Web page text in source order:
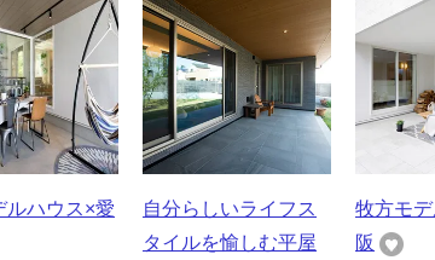
ルハウス×愛
自分らしいライフス
タイルを愉しむ平屋
牧方モ
阪